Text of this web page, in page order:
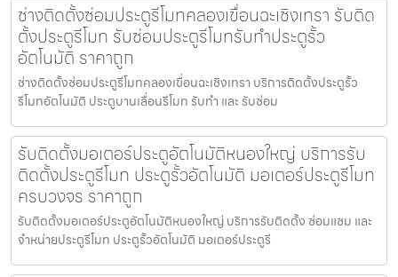
ช่างติดตั้งซ่อมประตูรีโมทคลองเขื่อนฉะเชิงเทรา รับติด
ตั้งประตูรีโมท รับซ่อมประตูรีโมทรับทำประตูรั้ว
อัตโนมัติ ราคาถูก
ช่างติดตั้งซ่อมประตูรีโมทคลองเขื่อนฉะเชิงเทรา บริการติดตั้งประตูรั้ว
รีโมทอัตโนมัติ ประตูบานเลื่อนรีโมท รับทำ และ รับซ่อม
รับติดตั้งมอเตอร์ประตูอัตโนมัติหนองใหญ่ บริการรับ
ติดตั้งประตูรีโมท ประตูรั้วอัตโนมัติ มอเตอร์ประตูรีโมท
ครบวงจร ราคาถูก
รับติดตั้งมอเตอร์ประตูอัตโนมัติหนองใหญ่ บริการรับติดตั้ง ซ่อมแซม และ
จำหน่ายประตูรีโมท ประตูรั้วอัตโนมัติ มอเตอร์ประตูรี